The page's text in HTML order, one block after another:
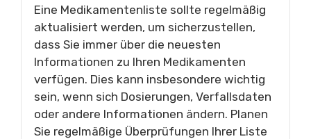
Eine Medikamentenliste sollte regelmäßig
aktualisiert werden, um sicherzustellen,
dass Sie immer über die neuesten
Informationen zu Ihren Medikamenten
verfügen. Dies kann insbesondere wichtig
sein, wenn sich Dosierungen, Verfallsdaten
oder andere Informationen ändern. Planen
Sie regelmäßige Überprüfungen Ihrer Liste